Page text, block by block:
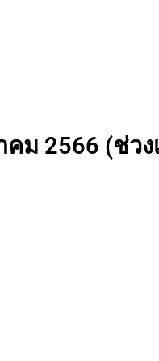
ม 2566 (ช่วง